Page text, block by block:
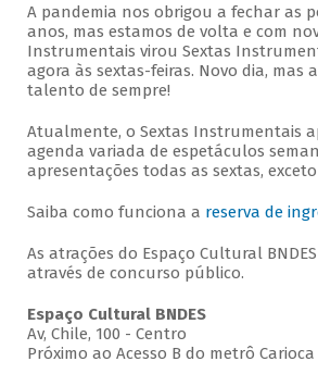
A pandemia nos obrigou a fechar as
anos, mas estamos de volta e com
Instrumentais virou Sextas
agora às sextas-feiras. Novo dia, mas
talento de sempre!
Atualmente, o Sextas Instrumentais
agenda variada de espetáculos
apresentações todas as sextas,
Saiba como funciona a reserva de
As atrações do Espaço Cultural
através de concurso público.
Espaço Cultural BNDES
Av, Chile, 100 - Centro
Próximo ao Acesso B do metrô Carioca